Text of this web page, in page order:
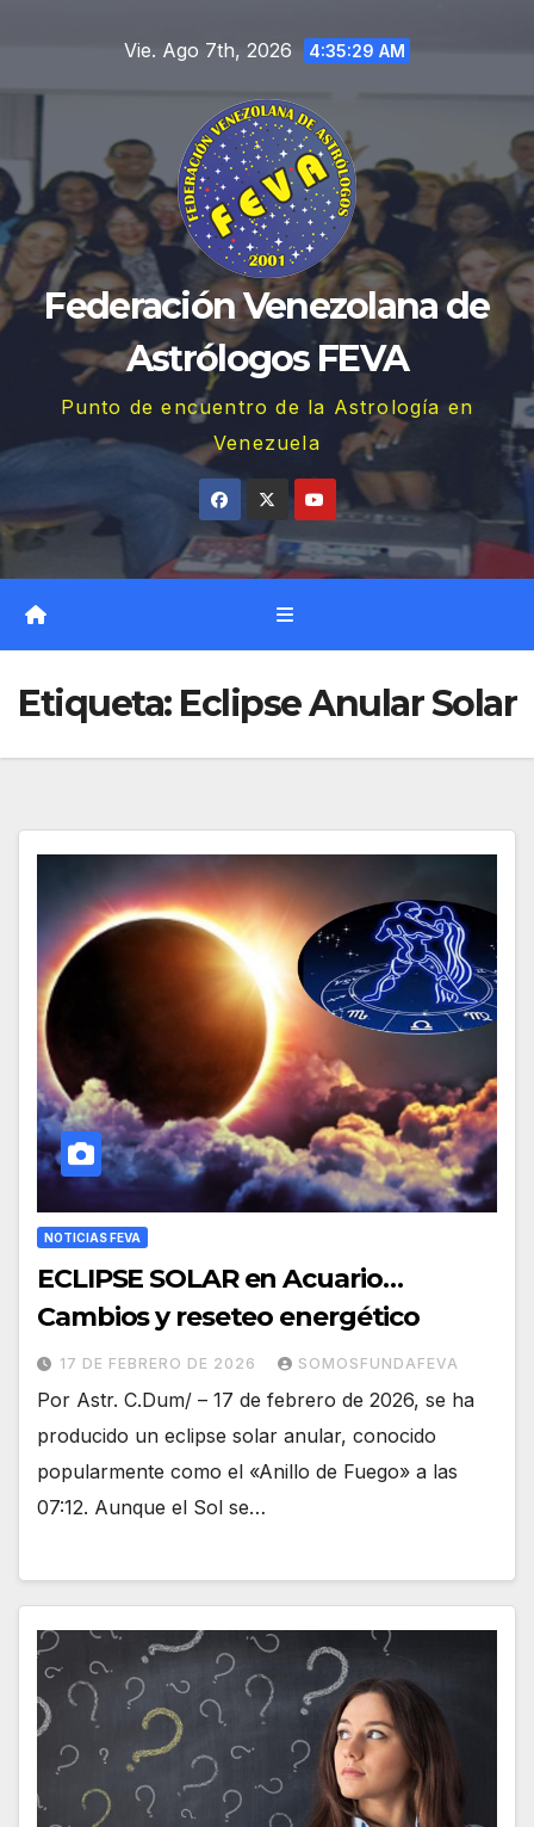
contenido
Vie. Ago 7th, 2026 4:35:30 AM
Federación Venezolana de
Astrólogos FEVA
Punto de encuentro de la Astrología en
Venezuela
Etiqueta: Eclipse Anular Solar
NOTICIAS FEVA
ECLIPSE SOLAR en Acuario…
Cambios y reseteo energético
17 DE FEBRERO DE 2026 SOMOSFUNDAFEVA
Por Astr. C.Dum/ – 17 de febrero de 2026, se ha
producido un eclipse solar anular, conocido
popularmente como el «Anillo de Fuego» a las
07:12. Aunque el Sol se…